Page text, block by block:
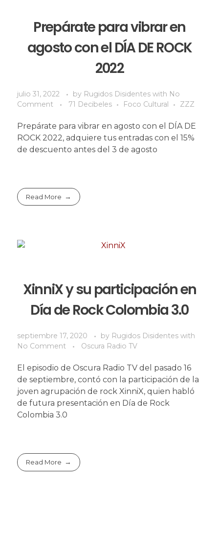
Prepárate para vibrar en
agosto con el DÍA DE ROCK
2022
julio 31, 2022 by Rugidos Disidentes with No
Comment
71 Decibeles Foco Cultural ZZZ
Prepárate para vibrar en agosto con el DÍA DE
ROCK 2022, adquiere tus entradas con el 15%
de descuento antes del 3 de agosto
Read More
XinniX y su participación en
Día de Rock Colombia 3.0
septiembre 17, 2020 by Rugidos Disidentes with
No Comment
Oscura Radio TV
El episodio de Oscura Radio TV del pasado 16
de septiembre, contó con la participación de la
joven agrupación de rock XinniX, quien habló
de futura presentación en Día de Rock
Colombia 3.0
Read More